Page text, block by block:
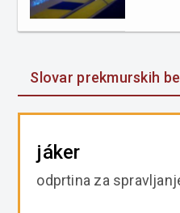
Slovar prekmurskih
jáker
odprtina za